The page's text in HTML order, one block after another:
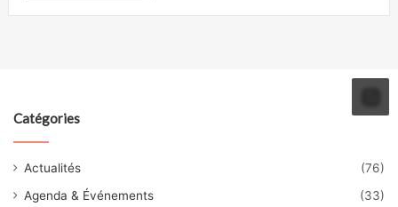
Catégories
Actualités
(76)
Agenda & Événements
(33)